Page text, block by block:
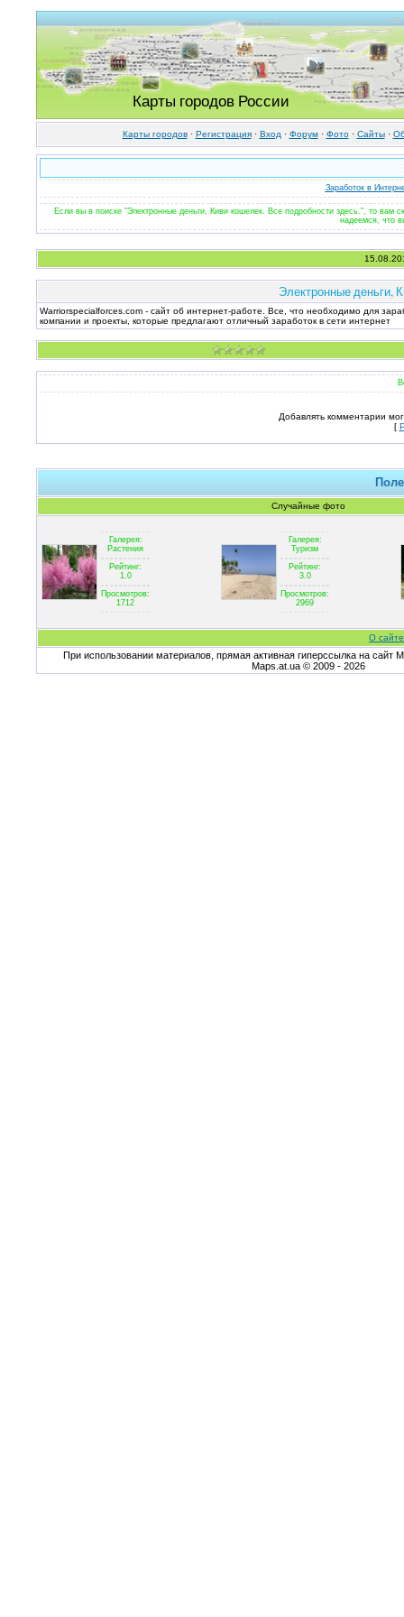
Карты городов России
Карты городов· Регистрация· Вход · Форум· Фото· Cайты·
Заработок в
Если вы в поиске "Электронные деньги, Киви кошелек. Все подробности здесь.", то
надеемся, что
Электронные деньги,
Warriorspecialforces.com - сайт об интернет-работе. Все, что необходимо для
компании и проекты, которые предлагают отличный заработок в сети интернет
Добавлять комментарии
[
Случайные фото
Галерея:
Растения
Рейтинг:
1.0
Просмотров:
1712
Галерея:
Туризм
Рейтинг:
3.0
Просмотров:
2969
О
При использовании материалов, прямая активная гиперссылка на сайт
Maps.at.ua © 2009 - 2026